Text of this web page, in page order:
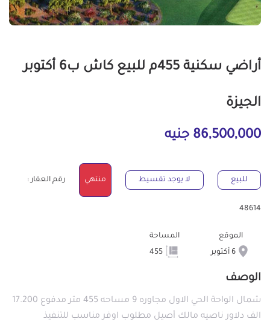
أراضي سكنية 455م للبيع كاش ب6 أكتوبر
الجيزة
86,500,000 جنيه
للبيع لا يوجد تقسيط منتهي رقم العقار :
48614
الموقع
6 أكتوبر
المساحة
الوصف
شمال الواحة الحي الاول مجاوره 9 مساحه 455 متر مدفوع 17.200
الف دلاور ناصيه مالك أصيل مطلوب اوفر مناسب للتنفيذ